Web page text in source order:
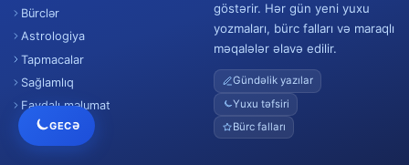
GECƏ
Bürclər
Astrologiya
Tapmacalar
Sağlamlıq
Faydalı məlumat
göstərir. Hər gün yeni yuxu
yozmaları, bürc falları və maraqlı
məqalələr əlavə edilir.
Gündəlik yazılar
Yuxu təfsiri
Bürc falları